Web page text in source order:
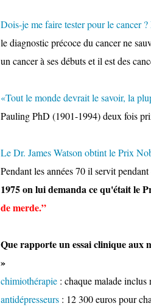
Dois-je me faire tester pour le cancer
le diagnostic précoce du cancer ne
un cancer à ses débuts et il est des
«Tout le monde devrait le savoir, la
Pauling PhD (1901-1994) deux fois
Le Dr. James Watson obtint le Prix
Pendant les années 70 il servit
1975 on lui demanda ce qu'était le
de merde.”
Que rapporte un essai clinique aux
»
chimiothérapie : chaque malade
antidépresseurs : 12 300 euros pour